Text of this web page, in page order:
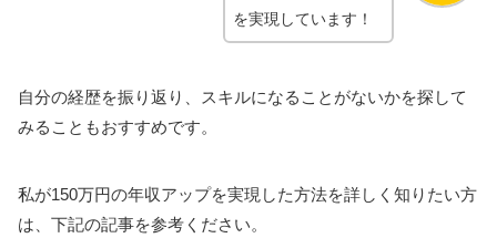
を実現しています！
自分の経歴を振り返り、スキルになることがないかを探して
みることもおすすめです。
私が150万円の年収アップを実現した方法を詳しく知りたい方
は、下記の記事を参考ください。